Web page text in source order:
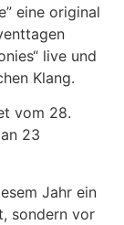
eine original
live und
Klang.
vom 28.
23
Jahr ein
sondern vor